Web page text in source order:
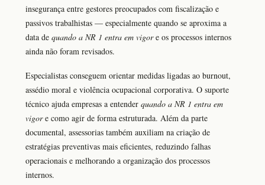
insegurança entre gestores preocupados com fiscalização e
passivos trabalhistas — especialmente quando se aproxima a
data de quando a NR 1 entra em vigore os processos internos
ainda não foram revisados.
Especialistas conseguem orientar medidas ligadas ao burnout,
assédio moral e violência ocupacional corporativa. O suporte
técnico ajuda empresas a entender quando a NR 1 entra em
vigore como agir de forma estruturada. Além da parte
documental, assessorias também auxiliam na criação de
estratégias preventivas mais eficientes, reduzindo falhas
operacionais e melhorando a organização dos processos
internos.